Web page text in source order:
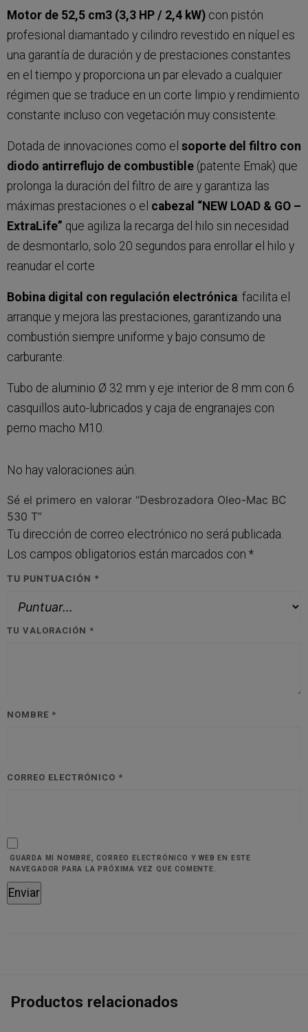
Motor de 52,5 cm3 (3,3 HP / 2,4 kW) con pistón
profesional diamantado y cilindro revestido en níquel es
una garantía de duración y de prestaciones constantes
en el tiempo y proporciona un par elevado a cualquier
régimen que se traduce en un corte limpio y rendimiento
constante incluso con vegetación muy consistente.
Dotada de innovaciones como el soporte del filtro con
diodo antirreflujo de combustible (patente Emak) que
prolonga la duración del filtro de aire y garantiza las
máximas prestaciones o el cabezal “NEW LOAD & GO –
ExtraLife” que agiliza la recarga del hilo sin necesidad
de desmontarlo, solo 20 segundos para enrollar el hilo y
reanudar el corte
Bobina digital con regulación electrónica: facilita el
arranque y mejora las prestaciones, garantizando una
combustión siempre uniforme y bajo consumo de
carburante.
Tubo de aluminio Ø 32 mm y eje interior de 8 mm con 6
casquillos auto-lubricados y caja de engranajes con
perno macho M10.
No hay valoraciones aún.
Sé el primero en valorar “Desbrozadora Oleo-Mac BC
530 T”
Tu dirección de correo electrónico no será publicada.
Los campos obligatorios están marcados con *
TU PUNTUACIÓN *
TU VALORACIÓN *
NOMBRE *
CORREO ELECTRÓNICO *
GUARDA MI NOMBRE, CORREO ELECTRÓNICO Y WEB EN ESTE
NAVEGADOR PARA LA PRÓXIMA VEZ QUE COMENTE.
Productos relacionados